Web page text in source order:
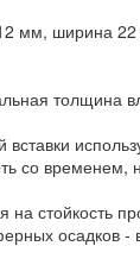
мм, ширина 22
толщина
вставки
со временем,
на стойкость
осадков